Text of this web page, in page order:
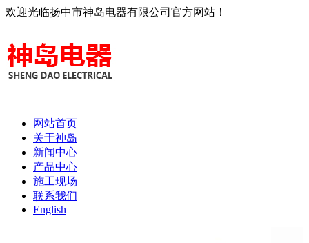
欢迎光临扬中市神岛电器有限公司官方网站！
网站首页
关于神岛
新闻中心
产品中心
施工现场
联系我们
English